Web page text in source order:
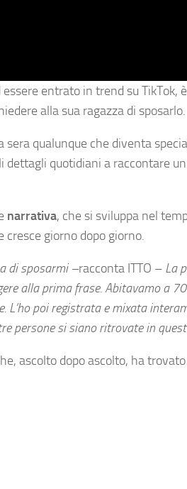
entrato in trend su TikTok,
alla sua ragazza di sposarlo.
qualunque che diventa
quotidiani a raccontare
narrativa, che si sviluppa nel
giorno dopo giorno.
di sposarmi –racconta ITTO – La
alla prima frase. Abitavamo a
L’ho poi registrata e mixata
persone si siano ritrovate in
ascolto dopo ascolto, ha